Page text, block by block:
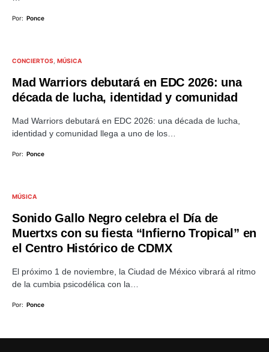
Por: Ponce
CONCIERTOS MÚSICA
Mad Warriors debutará en EDC 2026: una
década de lucha, identidad y comunidad
Mad Warriors debutará en EDC 2026: una década de lucha,
identidad y comunidad llega a uno de los…
Por: Ponce
MÚSICA
Sonido Gallo Negro celebra el Día de
Muertxs con su fiesta “Infierno Tropical” en
el Centro Histórico de CDMX
El próximo 1 de noviembre, la Ciudad de México vibrará al ritmo
de la cumbia psicodélica con la…
Por: Ponce